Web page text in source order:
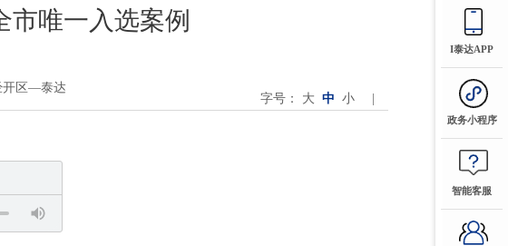
市唯一入选案例
开区—泰达
字号： 大 中 小
I泰达APP
政务小程序
智能客服